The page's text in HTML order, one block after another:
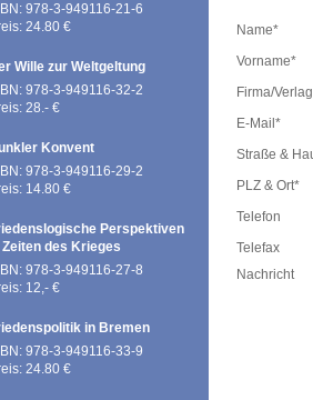
978-3-949116-21-6
24.80 €
Wille zur Weltgeltung
978-3-949116-32-2
28.- €
Konvent
978-3-949116-29-2
14.80 €
Perspektiven
Zeiten des Krieges
978-3-949116-27-8
12,- €
in Bremen
978-3-949116-33-9
24.80 €
Name*
Vorname*
Firma/Verlag
E-Mail*
Straße &
PLZ & Ort*
Telefon
Telefax
Nachricht